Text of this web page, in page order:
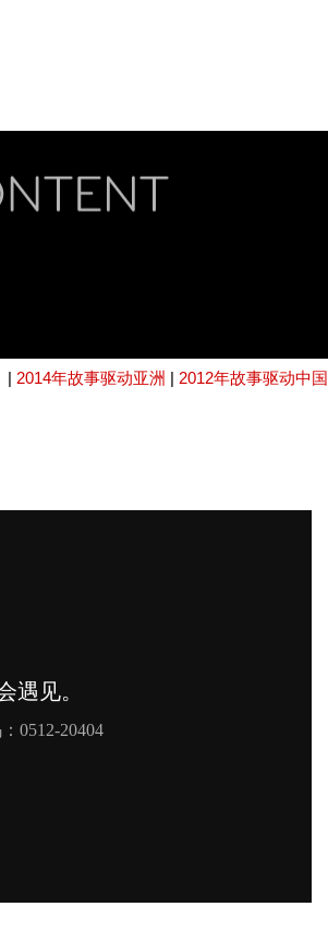
| 2014年故事驱动亚洲 | 2012年故事驱动中国